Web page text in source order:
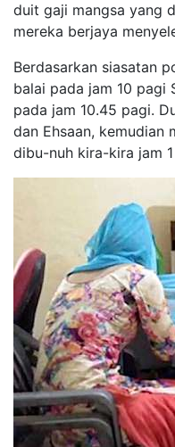
duit gaji mangsa yang
mereka berjaya
Berdasarkan siasatan
balai pada jam 10 pagi
pada jam 10.45 pagi.
dan Ehsaan, kemudian
dibu-nuh kira-kira jam